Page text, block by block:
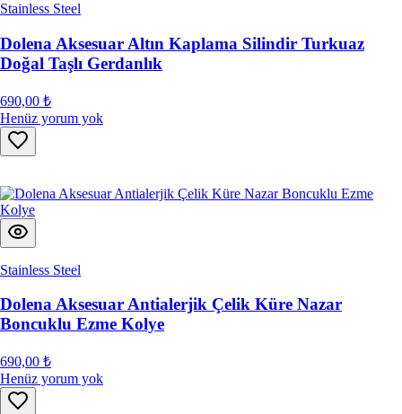
Stainless Steel
Dolena Aksesuar Altın Kaplama Silindir Turkuaz
Doğal Taşlı Gerdanlık
690,00 ₺
Henüz yorum yok
Stainless Steel
Dolena Aksesuar Antialerjik Çelik Küre Nazar
Boncuklu Ezme Kolye
690,00 ₺
Henüz yorum yok